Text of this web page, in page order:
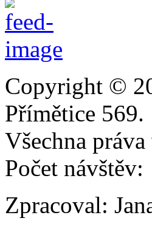
Copyright ©
Přímětice 569.
Všechna
Počet návštěv:
Zpracoval: